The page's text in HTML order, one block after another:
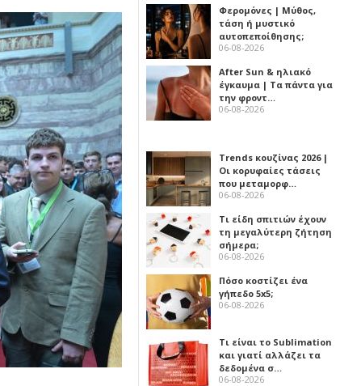
Φερομόνες | Μύθος,
τάση ή μυστικό
αυτοπεποίθησης;
06-08-2026
After Sun & ηλιακό
έγκαυμα | Τα πάντα για
την φροντ…
06-08-2026
Trends κουζίνας 2026 |
Οι κορυφαίες τάσεις
που μεταμορφ…
06-08-2026
Τι είδη σπιτιών έχουν
τη μεγαλύτερη ζήτηση
σήμερα;
06-08-2026
Πόσο κοστίζει ένα
γήπεδο 5x5;
06-08-2026
Τι είναι το Sublimation
και γιατί αλλάζει τα
δεδομένα σ…
06-08-2026